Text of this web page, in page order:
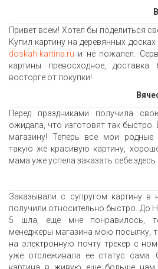
Привет всем! Хотел бы поделиться
Купил картину на деревянных досках
doskah-kartina.ru и не пожалел.
картины превосходное,
восторге от покупки!
Перед праздниками получила
ожидала, что изготовят так
магазину! Теперь все мои родные
такую же красивую картину,
мама уже успела заказать себе здесь
Заказывали с супругом картину
получили относительно быстро. До
5 шла, еще мне понравилось,
менеджеры магазина мою посылку,
на электронную почту трекер с
уже отслеживала ее статус